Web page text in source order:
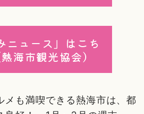
ニュース」はこち
海市観光協会）
メも満喫できる熱海市は、都